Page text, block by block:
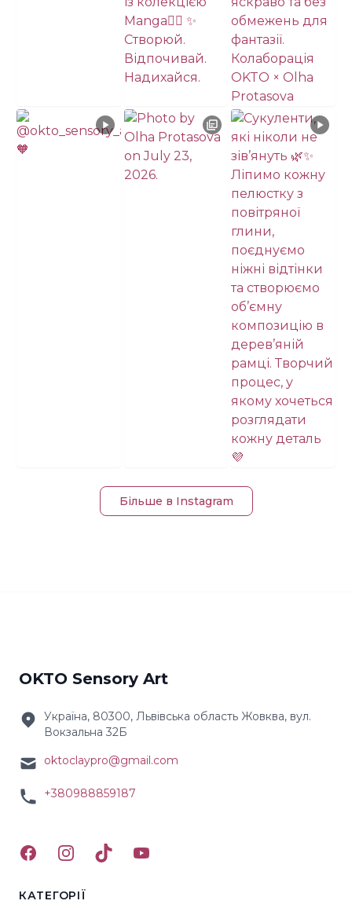
Більше в Instagram
OKTO Sensory Art
Україна, 80300, Львівська область Жовква, вул.
Вокзальна 32Б
oktoclaypro@gmail.com
+380988859187
FacebookInstagramTikTokYouTube
КАТЕГОРІЇ